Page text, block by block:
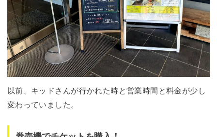
以前、キッドさんが行かれた時と営業時間と料金が少し
変わっていました。